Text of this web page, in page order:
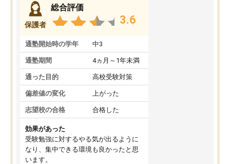
保護者
総合評価
3.6
通塾開始時の学年 中3
通塾期間 4ヵ月～1年未満
通った目的 高校受験対策
偏差値の変化 上がった
志望校の合格 合格した
効果があった
受験勉強に対するやる気が出るように
なり、集中できる環境も良かったと思
います。